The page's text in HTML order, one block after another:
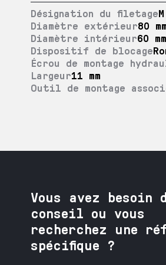
Désignation du filetage
Diamètre extérieur80 mm
Diamètre intérieur60 mm
Dispositif de blocage
Écrou de montage
Largeur11 mm
Outil de montage
Vous avez besoin
conseil ou vous
recherchez une
spécifique ?